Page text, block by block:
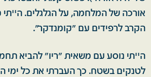
אורכה של המלחמה, על הגלגלים.
הקרב לרפידים עם "קומנדקר".
הײתי נוסע עם משאית "ריו" להביא
לטנקים בשטח. כך העברתי את כל ימי